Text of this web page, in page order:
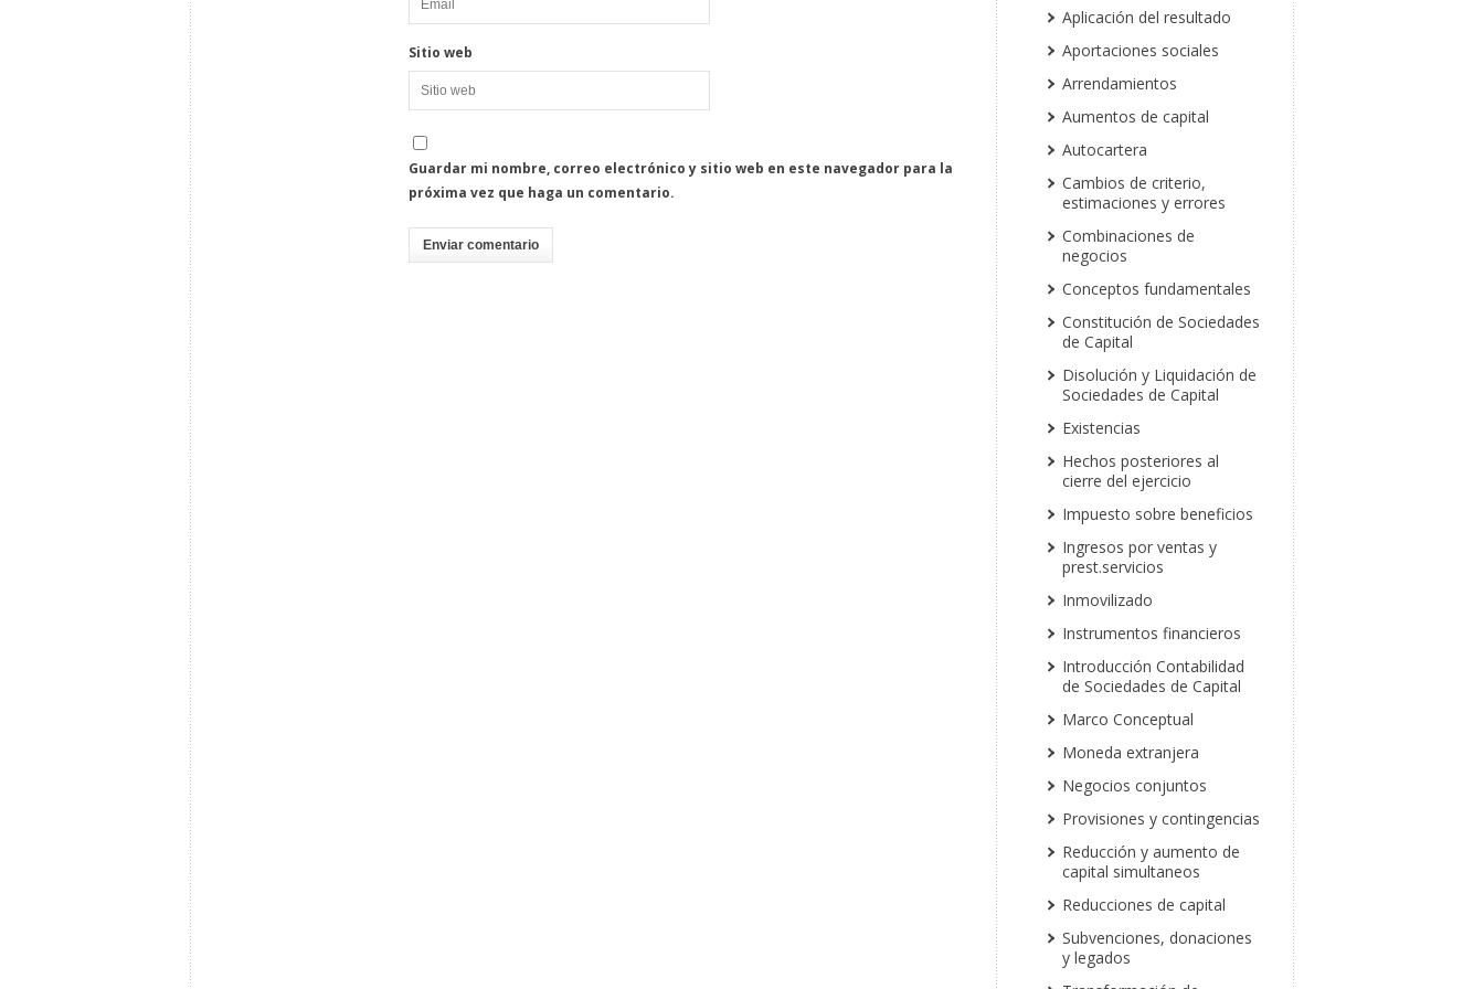
Sitio web
Guardar mi nombre, correo electrónico y sitio web en este navegador para la
próxima vez que haga un comentario.
Aplicación del resultado
Aportaciones sociales
Arrendamientos
Aumentos de capital
Autocartera
Cambios de criterio,
estimaciones y errores
Combinaciones de
negocios
Conceptos fundamentales
Constitución de Sociedades
de Capital
Disolución y Liquidación de
Sociedades de Capital
Existencias
Hechos posteriores al
cierre del ejercicio
Impuesto sobre beneficios
Ingresos por ventas y
prest.servicios
Inmovilizado
Instrumentos financieros
Introducción Contabilidad
de Sociedades de Capital
Marco Conceptual
Moneda extranjera
Negocios conjuntos
Provisiones y contingencias
Reducción y aumento de
capital simultaneos
Reducciones de capital
Subvenciones, donaciones
y legados